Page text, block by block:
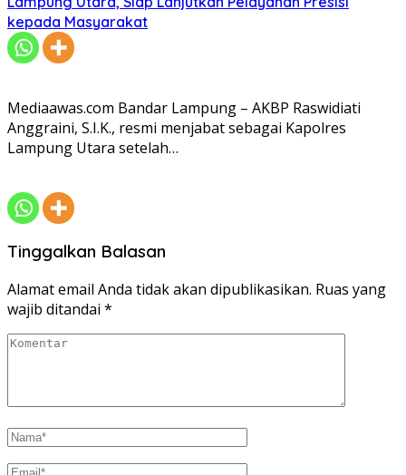
kepada Masyarakat
Mediaawas.com Bandar Lampung – AKBP Raswidiati
Anggraini, S.I.K., resmi menjabat sebagai Kapolres
Lampung Utara setelah…
Tinggalkan Balasan
Alamat email Anda tidak akan dipublikasikan. Ruas yang
wajib ditandai *